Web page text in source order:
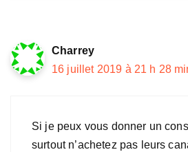
Charrey
16 juillet 2019 à 21 h 28
Si je peux vous donner un
surtout n’achetez pas leurs